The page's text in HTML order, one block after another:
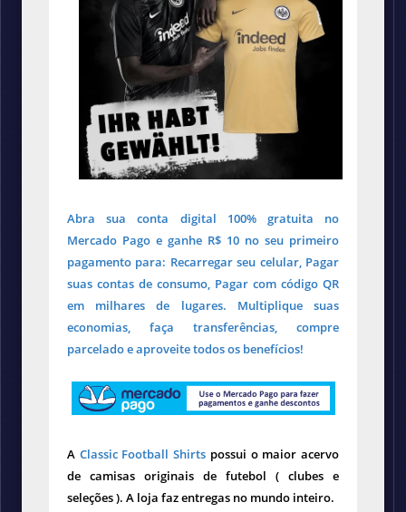
Abra sua conta digital 100% gratuita no
Mercado Pago e ganhe R$ 10 no seu primeiro
pagamento para: Recarregar seu celular, Pagar
suas contas de consumo, Pagar com código QR
em milhares de lugares. Multiplique suas
economias, faça transferências, compre
parcelado e aproveite todos os benefícios!
A Classic Football Shirts possui o maior acervo
de camisas originais de futebol ( clubes e
seleções ). A loja faz entregas no mundo inteiro.